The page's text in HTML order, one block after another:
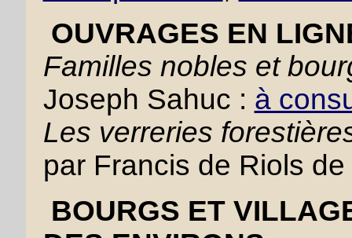
OUVRAGES EN
Familles nobles et
Joseph Sahuc : à
Les verreries
par Francis de Riols
BOURGS ET